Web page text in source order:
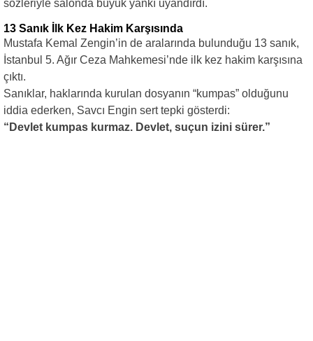
sözleriyle salonda büyük yankı uyandırdı.
13 Sanık İlk Kez Hakim Karşısında
Mustafa Kemal Zengin’in de aralarında bulunduğu 13 sanık,
İstanbul 5. Ağır Ceza Mahkemesi’nde ilk kez hakim karşısına
çıktı.
Sanıklar, haklarında kurulan dosyanın “kumpas” olduğunu
iddia ederken, Savcı Engin sert tepki gösterdi:
“Devlet kumpas kurmaz. Devlet, suçun izini sürer.”